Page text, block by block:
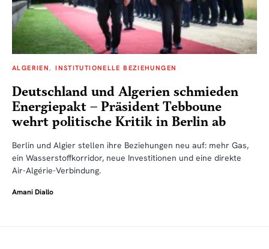
ALGERIEN INSTITUTIONELLE BEZIEHUNGEN
Deutschland und Algerien schmieden
Energiepakt – Präsident Tebboune
wehrt politische Kritik in Berlin ab
Berlin und Algier stellen ihre Beziehungen neu auf: mehr Gas,
ein Wasserstoffkorridor, neue Investitionen und eine direkte
Air-Algérie-Verbindung.
Amani Diallo